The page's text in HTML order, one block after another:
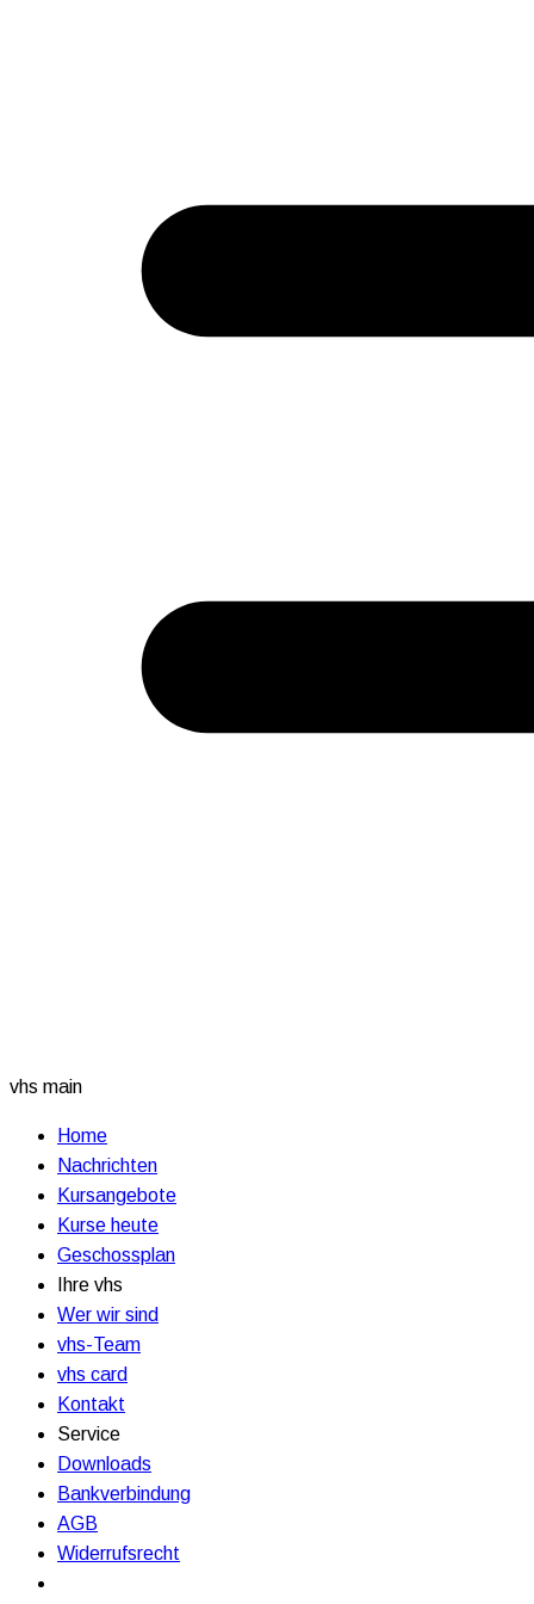
vhs main
Home
Nachrichten
Kursangebote
Kurse heute
Geschossplan
Ihre vhs
Wer wir sind
vhs-Team
vhs card
Kontakt
Service
Downloads
Bankverbindung
AGB
Widerrufsrecht